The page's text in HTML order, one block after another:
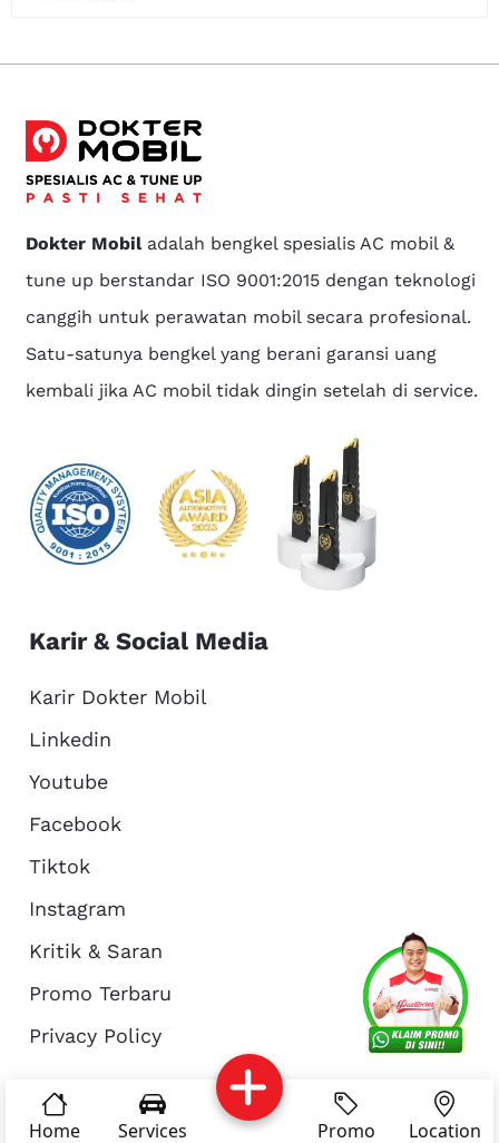
About Us
Reservasi Article
Home Services Promo Location
Dokter Mobiladalah bengkel spesialis AC mobil &
tune up berstandar ISO 9001:2015 dengan teknologi
canggih untuk perawatan mobil secara profesional.
Satu-satunya bengkel yang berani garansi uang
kembali jika AC mobil tidak dingin setelah di service.
Karir & Social Media
Karir Dokter Mobil
Linkedin
Youtube
Facebook
Tiktok
Instagram
Kritik & Saran
Promo Terbaru
Privacy Policy
© Copyright 2026 - Dokter Mobil Indonesia